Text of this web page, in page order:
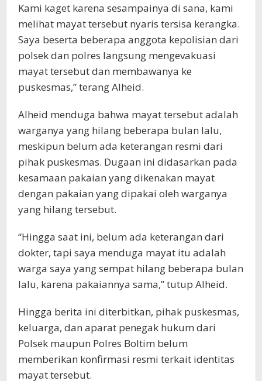
Kami kaget karena sesampainya di sana, kami
melihat mayat tersebut nyaris tersisa kerangka.
Saya beserta beberapa anggota kepolisian dari
polsek dan polres langsung mengevakuasi
mayat tersebut dan membawanya ke
puskesmas,” terang Alheid.
Alheid menduga bahwa mayat tersebut adalah
warganya yang hilang beberapa bulan lalu,
meskipun belum ada keterangan resmi dari
pihak puskesmas. Dugaan ini didasarkan pada
kesamaan pakaian yang dikenakan mayat
dengan pakaian yang dipakai oleh warganya
yang hilang tersebut.
“Hingga saat ini, belum ada keterangan dari
dokter, tapi saya menduga mayat itu adalah
warga saya yang sempat hilang beberapa bulan
lalu, karena pakaiannya sama,” tutup Alheid.
Hingga berita ini diterbitkan, pihak puskesmas,
keluarga, dan aparat penegak hukum dari
Polsek maupun Polres Boltim belum
memberikan konfirmasi resmi terkait identitas
mayat tersebut.